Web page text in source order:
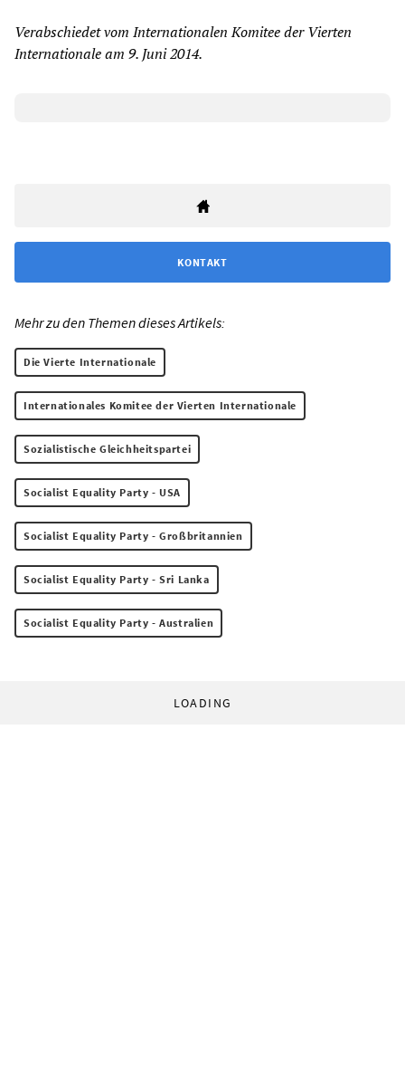
Verabschiedet vom Internationalen Komitee der Vierten
Internationale am 9. Juni 2014.
KONTAKT
Mehr zu den Themen dieses Artikels:
Die Vierte Internationale
Internationales Komitee der Vierten Internationale
Sozialistische Gleichheitspartei
Socialist Equality Party - USA
Socialist Equality Party - Großbritannien
Socialist Equality Party - Sri Lanka
Socialist Equality Party - Australien
LOADING